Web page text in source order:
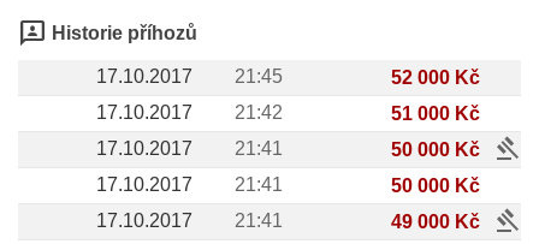
3p Historie příhozů
17.10.2017 21:45
52 000 Kč
17.10.2017
21:42
51 000 Kč
17.10.2017
21:41 50 000 Kč gavel
17.10.2017 21:41
50 000 Kč
17.10.2017
21:41 49 000 Kč gavel